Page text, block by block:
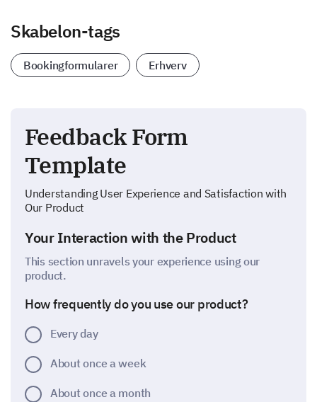
Skabelon-tags
Bookingformularer Erhverv
Feedback Form
Template
Understanding User Experience and Satisfaction with
Our Product
Your Interaction with the Product
This section unravels your experience using our
product.
How frequently do you use our product?
Every day
About once a week
About once a month